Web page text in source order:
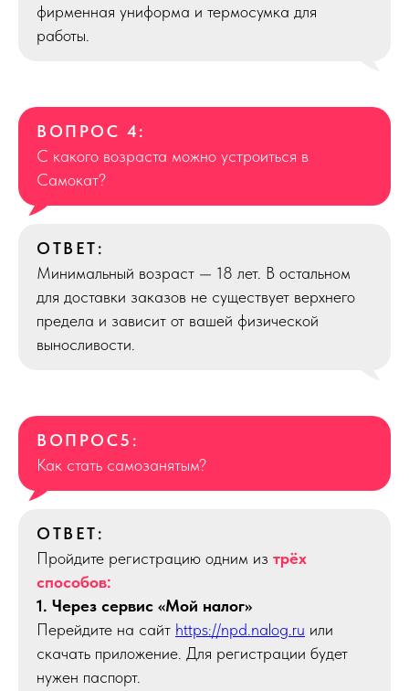
фирменная униформа и термосумка для
работы.
ВОПРОС 4:
С какого возраста можно устроиться в
Самокат?
ОТВЕТ:
Минимальный возраст — 18 лет. В остальном
для доставки заказов не существует верхнего
предела и зависит от вашей физической
выносливости.
ВОПРОС5:
Как стать самозанятым?
ОТВЕТ:
Пройдите регистрацию одним из трёх
способов:
1. Через сервис «Мой налог»
Перейдите на сайт https://npd.nalog.ru или
скачать приложение. Для регистрации будет
нужен паспорт.